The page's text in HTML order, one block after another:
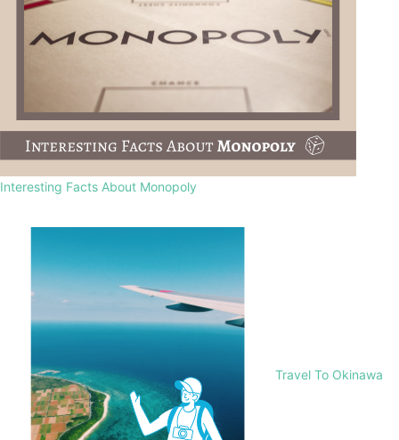
Interesting Facts About Monopoly
Travel To Okinawa